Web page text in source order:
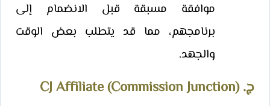
موافقة مسبقة قبل الانضمام إلى
برنامجهم، مما قد يتطلب بعض الوقت
والجهد.
ج. CJ Affiliate (Commission Junction)